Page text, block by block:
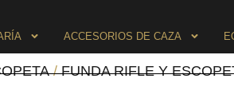
ACCESORIOS DE CAZA
/FUNDA RIFLE Y